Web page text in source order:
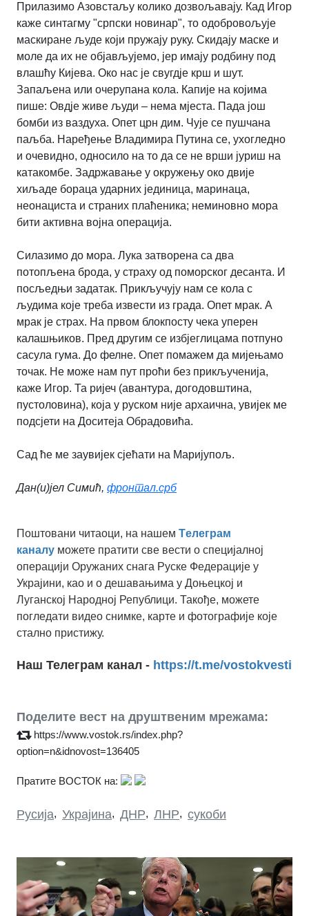
Прилазимо Азовстаљу колико дозвољавају. Кад Игор
каже синтагму "српски новинар", то одобровољује
маскиране људе који пружају руку. Скидају маске и
моле да их не објављујемо, јер имају родбину под
влашћу Кијева. Око нас је свугдје крш и шут.
Запаљена или очерупана кола. Капије на којима
пише: Овдје живе људи – нема мјеста. Пада још
бомби из ваздуха. Опет црн дим. Чује се пушчана
паљба. Наређење Владимира Путина се, ухогледно
и очевидно, односило на то да се не врши јуриш на
катакомбе. Задржавање у окружењу око двије
хиљаде бораца ударних јединица, маринаца,
неонациста и страних плаћеника; неминовно мора
бити активна војна операција.
Силазимо до мора. Лука затворена са два
потопљена брода, у страху од поморског десанта. И
посљедњи задатак. Прикључују нам се кола с
људима које треба извести из града. Опет мрак. А
мрак је страх. На првом блокпосту чека уперен
калашњиков. Пред другим се избјеглицама потпуно
сасула гума. До фелне. Опет помажем да мијењамо
точак. Не може нам пут проћи без прикљученија,
каже Игор. Та ријеч (авантура, догодовштина,
пустоловина), која у руском није архаична, увијек ме
подсјети на Доситеја Обрадовића.
Сад ће ме заувијек сјећати на Маријупољ.
Дан(и)јел Симић, фронтал.срб
Поштовани читаоци, на нашем Tелеграм
каналу можете пратити све вести о специјалној
операцији Оружаних снага Руске Федерације у
Украјини, као и о дешавањима у Доњецкој и
Луганској Народној Републици. Такође, можете
погледати видео снимке, карте и фотографије које
стално пристижу.
Наш Телеграм канал - https://t.me/vostokvesti
Поделите вест на друштвеним мрежама:
https://www.vostok.rs/index.php?
option=n&idnovost=136405
Пратите ВОСТОК на:
Русија, Украјина, ДНР, ЛНР, сукоби